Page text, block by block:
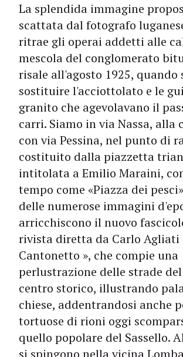
La splendida immagine
scattata dal fotografo
ritrae gli operai addetti alle
mescola del conglomerato
risale all'agosto 1925, quando
sostituire l'acciottolato e le
granito che agevolavano il
carri. Siamo in via Nassa, alla
con via Pessina, nel punto di
costituito dalla piazzetta
intitolata a Emilio Maraini,
tempo come «Piazza dei
delle numerose immagini
arricchiscono il nuovo
rivista diretta da Carlo Agliati
Cantonetto », che compie una
perlustrazione delle strade
centro storico, illustrando
chiese, addentrandosi anche
tortuose di rioni oggi
quello popolare del Sassello.
si spingono nella vicina